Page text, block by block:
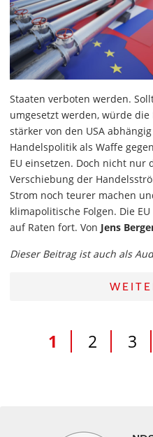
Staaten verboten werden.
umgesetzt werden, würde
stärker von den USA
Handelspolitik als Waffe
EU einsetzen. Doch nicht nur
Verschiebung der
Strom noch teurer machen
klimapolitische Folgen. Die
auf Raten fort. Von Jens
Dieser Beitrag ist auch als
1 2 3